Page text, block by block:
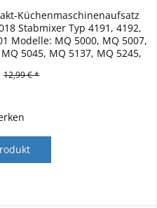
Küchenmaschinenaufsatz
Stabmixer Typ 4191, 4192,
Modelle: MQ 5000, MQ 5007,
5045, MQ 5137, MQ 5245,
12,99 € *